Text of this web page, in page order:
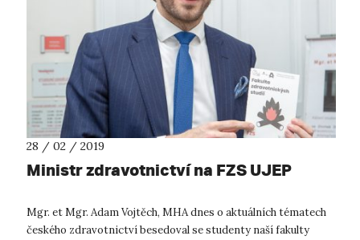
28 / 02 / 2019
Ministr zdravotnictví na FZS UJEP
Mgr. et Mgr. Adam Vojtěch, MHA dnes o aktuálních tématech
českého zdravotnictví besedoval se studenty naší fakulty